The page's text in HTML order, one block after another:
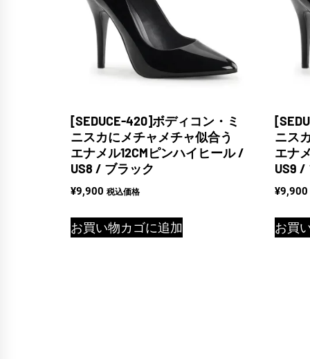
[SEDUCE-420]ボディコン・ミ
ニスカにメチャメチャ似合う
エナメル12CMピンハイヒール /
US8 / ブラック
¥9,900 税込価格
お買い物カゴに追加
ニス
エナ
US9 /
¥9,900
お買